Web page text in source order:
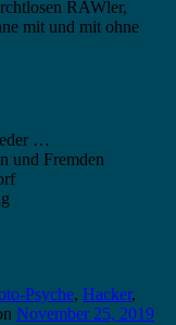
RAWler,
mit und mit ohne
…
und Fremden
Psyche, Hacker,
November 25, 2019